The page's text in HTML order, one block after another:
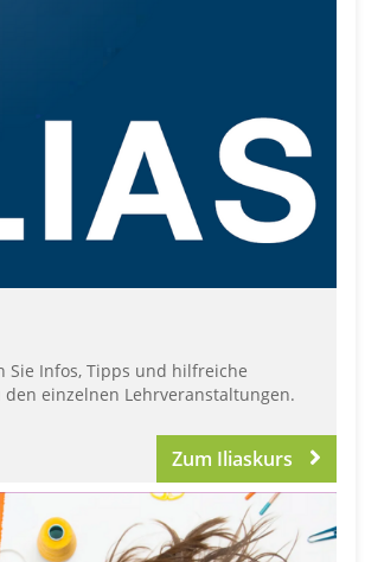
Sie Infos, Tipps und hilfreiche
einzelnen Lehrveranstaltungen.
Zum Iliaskurs